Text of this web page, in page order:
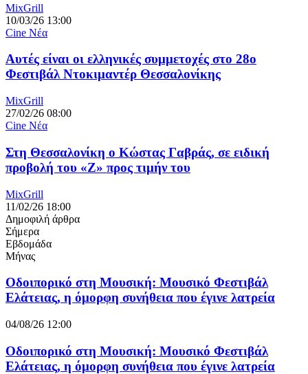
MixGrill
10/03/26 13:00
Cine Νέα
Αυτές είναι οι ελληνικές συμμετοχές στο 28ο
Φεστιβάλ Ντοκιμαντέρ Θεσσαλονίκης
MixGrill
27/02/26 08:00
Cine Νέα
Στη Θεσσαλονίκη ο Κώστας Γαβράς, σε ειδική
προβολή του «Ζ» προς τιμήν του
MixGrill
11/02/26 18:00
Δημοφιλή άρθρα
Σήμερα
Εβδομάδα
Μήνας
Οδοιπορικό στη Μουσική: Μουσικό Φεστιβάλ
Ελάτειας, η όμορφη συνήθεια που έγινε λατρεία
04/08/26 12:00
Οδοιπορικό στη Μουσική: Μουσικό Φεστιβάλ
Ελάτειας, η όμορφη συνήθεια που έγινε λατρεία